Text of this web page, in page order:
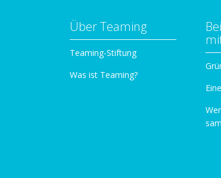
Über Teaming
Teaming-Stiftung
Was ist Teaming?